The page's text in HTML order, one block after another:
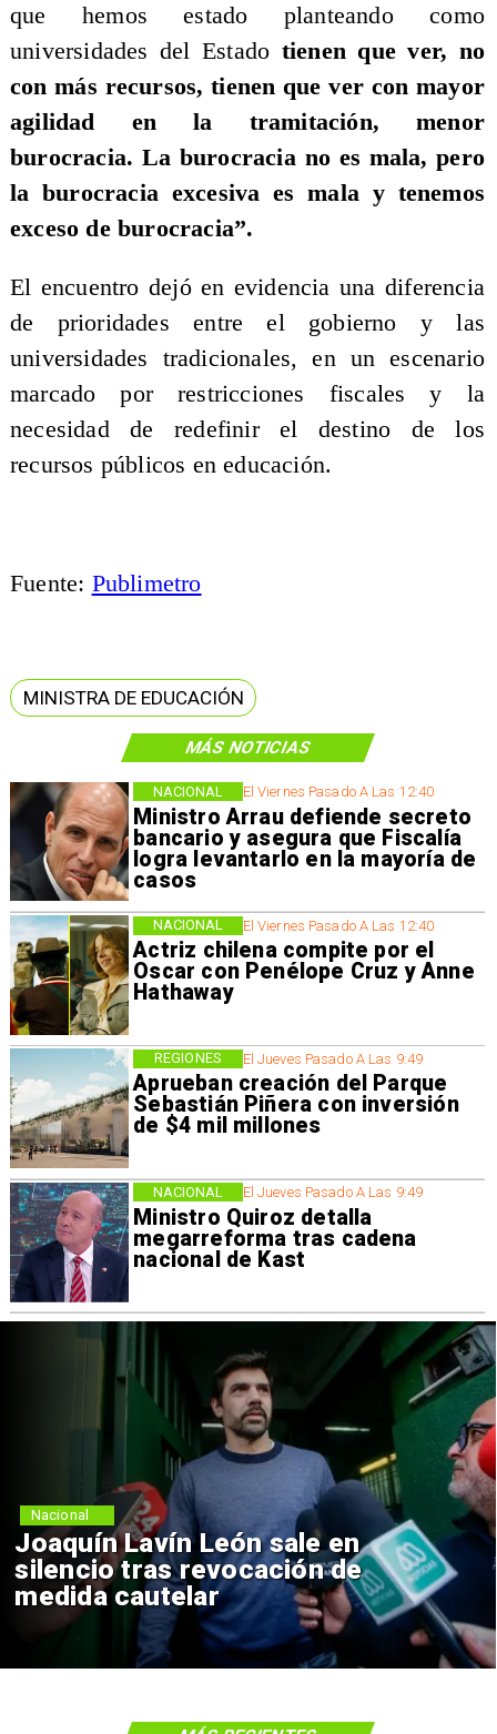
MÁS NOTICIAS
El Viernes Pasado A Las 12:40
Ministro Arrau defiende secreto
bancario y asegura que Fiscalía
logra levantarlo en la mayoría de
casos
NACIONAL
El Viernes Pasado A Las 12:40
Actriz chilena compite por el
Oscar con Penélope Cruz y Anne
Hathaway
NACIONAL
El Jueves Pasado A Las 9:49
Aprueban creación del Parque
Sebastián Piñera con inversión
de $4 mil millones
REGIONES
El Jueves Pasado A Las 9:49
Ministro Quiroz detalla
megarreforma tras cadena
nacional de Kast
NACIONAL
que hemos estado planteando como
universidades del Estado tienen que ver, no
con más recursos, tienen que ver con mayor
agilidad en la tramitación, menor
burocracia. La burocracia no es mala, pero
la burocracia excesiva es mala y tenemos
exceso de burocracia”.
El encuentro dejó en evidencia una diferencia
de prioridades entre el gobierno y las
universidades tradicionales, en un escenario
marcado por restricciones fiscales y la
necesidad de redefinir el destino de los
recursos públicos en educación.
Fuente: Publimetro
MINISTRA DE EDUCACIÓN
Joaquín Lavín León sale en
silencio tras revocación de
medida cautelar
Nacional